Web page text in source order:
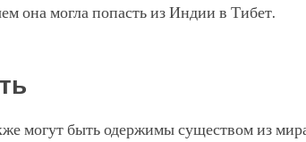
она могла попасть из Индии в Тибет.
могут быть одержимы существом из